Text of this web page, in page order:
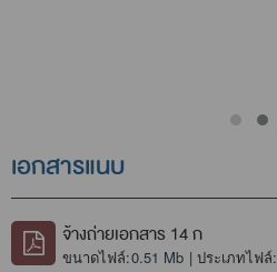
เอกสารแนบ
จ้างถ่ายเอกสาร 14 ก
ขนาดไฟล์:0.51 Mb | ประเภทไฟล์: